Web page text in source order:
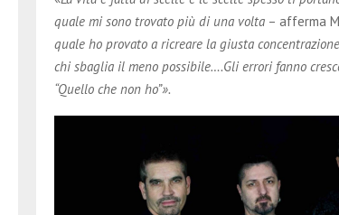
quale mi sono trovato più di una volta – afferma
quale ho provato a ricreare la giusta
chi sbaglia il meno possibile….Gli errori fanno
“Quello che non ho”».